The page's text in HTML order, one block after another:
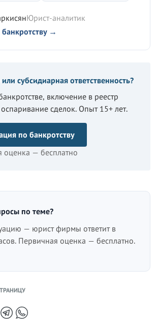
Юрист-аналитик
→
субсидиарная ответственность?
включение в реестр
сделок. Опыт 15+ лет.
по банкротству
оценка — бесплатно
по теме?
— юрист фирмы ответит в
Первичная оценка — бесплатно.